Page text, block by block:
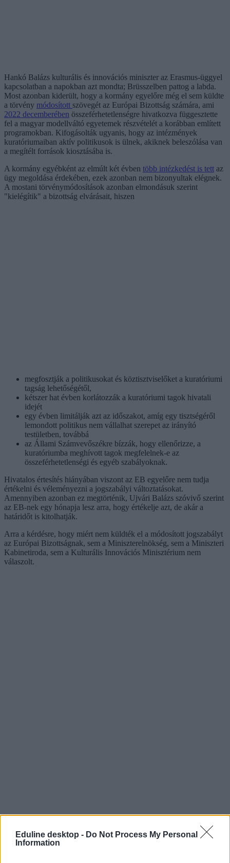
Eduline desktop - Do Not Process My Personal
Information
Hankó Balázs kulturális és innovációs miniszter az Erasmus-üggyel
kapcsolatban a napokban azt mondta; Brüsszelben pattog a labda.
Most azonban kiderült, hogy a kormány egyelőre még el sem küldte
a törvény módosított szövegét az Európai Bizottság számára, ami
2022 decemberében összeférhetetlenségre hivatkozva függesztette
fel a magyar modellváltó egyetemek részvételét a korábban említett
programokban. Kifogásolták ugyanis, hogy az intézmények
kuratóriumaiban aktív politikusok is ülnek, akiknek beleszólása van
a megítélt források kiosztásába is.
A kormány egyébként az elmúlt két évben több intézkedést is tett az
ügy megoldása érdekében, ezek azonban nem bizonyultak elégnek.
A mostani törvénymódosítások azonban elmondásuk szerint
"kielégítik" a bizottság elvárásait, hiszen
megfosztják a politikusokat és köztisztviselőket a kuratóriumi
tagság lehetőségétől,
kétszer hat évben korlátozzák a kuratóriumi tagok hivatali
idejét
egy évben limitálják azt az időszakot, amíg egy tisztségéről
lemondott politikus nem vállalhat szerepet az irányító
testületben, továbbá
az Állami Számvevőszékre bízzák, hogy ellenőrizze, a
kuratóriumba meghívott tagok megfelelnek-e az
összeférhetetlenségi és egyéb szabályoknak.
Hivatalos értesítés hiányában viszont az EB egyelőre nem tudja
értékelni és véleményezni a jogszabályi változtatásokat.
Amennyiben azonban ez megtörténik, Ujvári Balázs szóvivő szerint
az EB-nek egy hónapja lesz arra, hogy értékelje azt, de akár a
határidőt is kitolhatják.
Arra a kérdésre, hogy miért nem küldték el a módosított jogszabályt
az Európai Bizottságnak, sem a Miniszterelnökség, sem a Miniszteri
Kabinetiroda, sem a Kulturális Innovációs Minisztérium nem
válaszolt.